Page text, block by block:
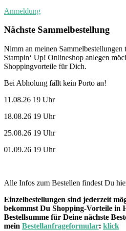
Anmeldung
Nächste Sammelbestellung
Nimm an meinen
Stampin‘ Up! Onlineshop anlegen
Shoppingvorteile für Dich.
Bei Abholung fällt kein Porto an!
11.08.26 19 Uhr
18.08.26 19 Uhr
25.08.26 19 Uhr
01.09.26 19 Uhr
Alle Infos zum Bestellen findest Du
Einzelbestellungen sind jederzeit
bekommst Du Shopping-Vorteile in
Bestellsumme für Deine nächste
mein Bestellanfrageformular: klick